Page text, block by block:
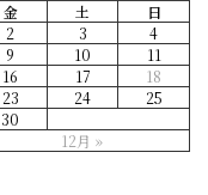
金 土 日
12月 »
2 3
4
9 10
11
16 17
18
23 24
25
30